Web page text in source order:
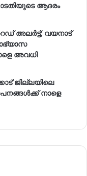
ആദരം
അലർട്ട്; വയനാട്
അവധി
ജില്ലയിലെ
നാളെ